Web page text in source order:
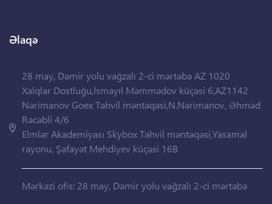
Əlaqə
28 may, Dəmir yolu vağzalı 2-ci mərtəbə AZ 1020
Xalqlar Dostluğu,İsmayıl Məmmədov küçəsi 6,AZ1142
Nərimanov Goex Təhvil məntəqəsi,N.Nərimanov, Əhməd
Rəcəbli 4/6
Elmlər Akademiyası Skybox Təhvil məntəqəsi,Yasamal
rayonu, Şəfayət Mehdiyev küçəsi 16B
Mərkəzi ofis: 28 may, Dəmir yolu vağzalı 2-ci mərtəbə